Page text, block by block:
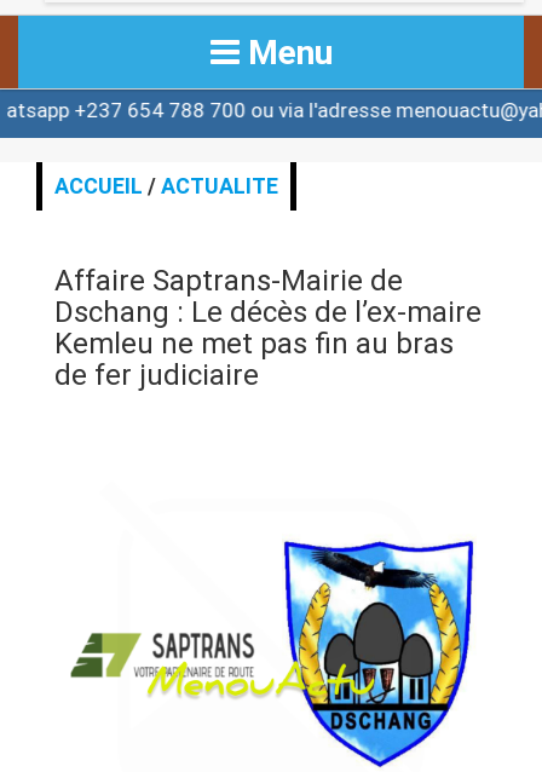
Menu
ACCUEIL
ACTUALITE
ALERTE
ANNONCE
788 700 ou via l'adresse menouactu@yahoo.com
ACCUEIL /ACTUALITE
Affaire Saptrans-Mairie de
Dschang : Le décès de l’ex-maire
Kemleu ne met pas fin au bras
de fer judiciaire